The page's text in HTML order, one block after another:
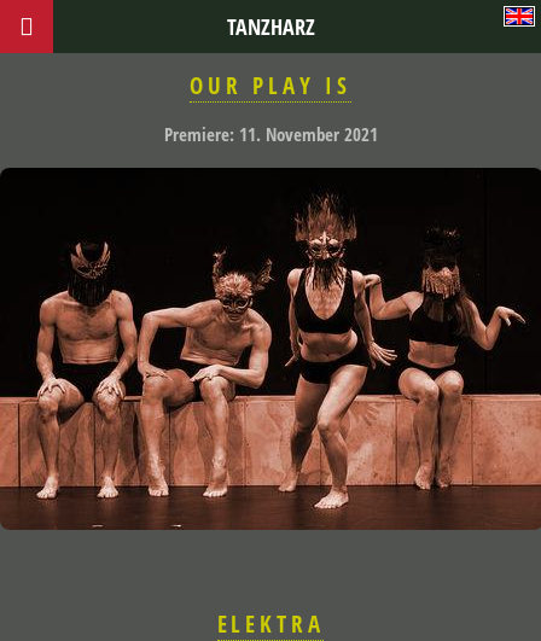
OUR PLAY IS
Premiere: 11. November 2021
ELEKTRA
TANZHARZ